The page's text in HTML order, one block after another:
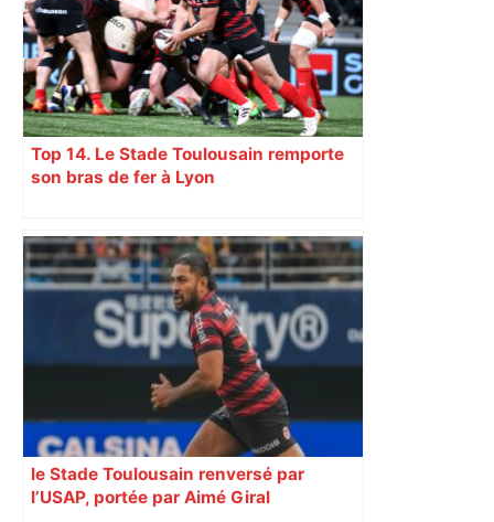
Top 14. Le Stade Toulousain remporte
son bras de fer à Lyon
le Stade Toulousain renversé par
l’USAP, portée par Aimé Giral